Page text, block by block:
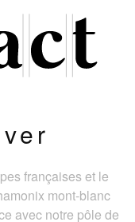
françaises et le
mont-blanc
avec notre pôle de